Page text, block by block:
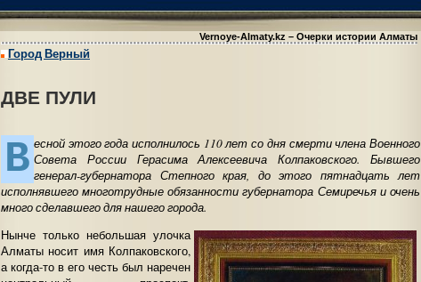
Vernoye-Almaty.kz – Очерки истории Алматы
Город Верный
ДВЕ ПУЛИ
В есной этого года исполнилось 110 лет со дня смерти члена Военного
Совета России Герасима Алексеевича Колпаковского. Бывшего
генерал-губернатора Степного края, до этого пятнадцать лет
исполнявшего многотрудные обязанности губернатора Семиречья и очень
много сделавшего для нашего города.
Нынче только небольшая улочка
Алматы носит имя Колпаковского,
а когда-то в его честь был наречен